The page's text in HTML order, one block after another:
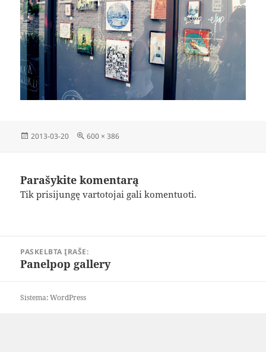
Paskelbta
2013-03-20
Visas
600 × 386
Parašykite komentarą
Tikprisijungę vartotojai gali komentuoti.
įrašų
PASKELBTA ĮRAŠE:
Panelpop gallery
Sistema: WordPress